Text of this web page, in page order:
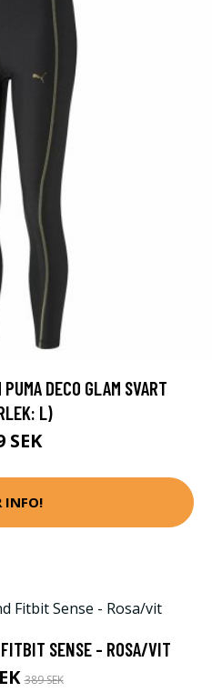
DECO GLAM SVART
L)
SEK
INFO!
SENSE - ROSA/VIT
389 SEK